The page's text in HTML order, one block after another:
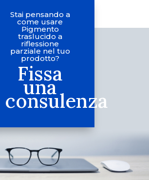
Stai pensando a
come usare
Pigmento
traslucido a
riflessione
parziale nel tuo
prodotto?
Fissa
una
consulenza